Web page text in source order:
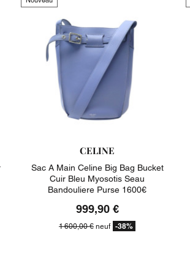
CELINE
Sac A Main Celine Big Bag Bucket
Cuir Bleu Myosotis Seau
Bandouliere Purse 1600€
999,90 €
1 600,00 € neuf -38%